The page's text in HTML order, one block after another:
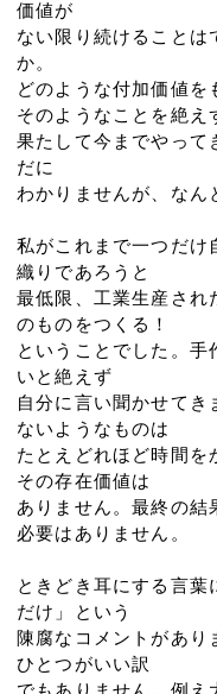
価値が
ない限り続けることは
か。
どのような付加価値を
そのようなことを絶え
果たして今までやって
だに
わかりませんが、なん
私がこれまで一つだけ
織りであろうと
最低限、工業生産され
のものをつくる！
ということでした。手
いと絶えず
自分に言い聞かせて
ないようなものは
たとえどれほど時間を
その存在価値は
ありません。最終の結
必要はありません。
ときどき耳にする言葉
だけ」という
陳腐なコメントがあり
ひとつがいい訳